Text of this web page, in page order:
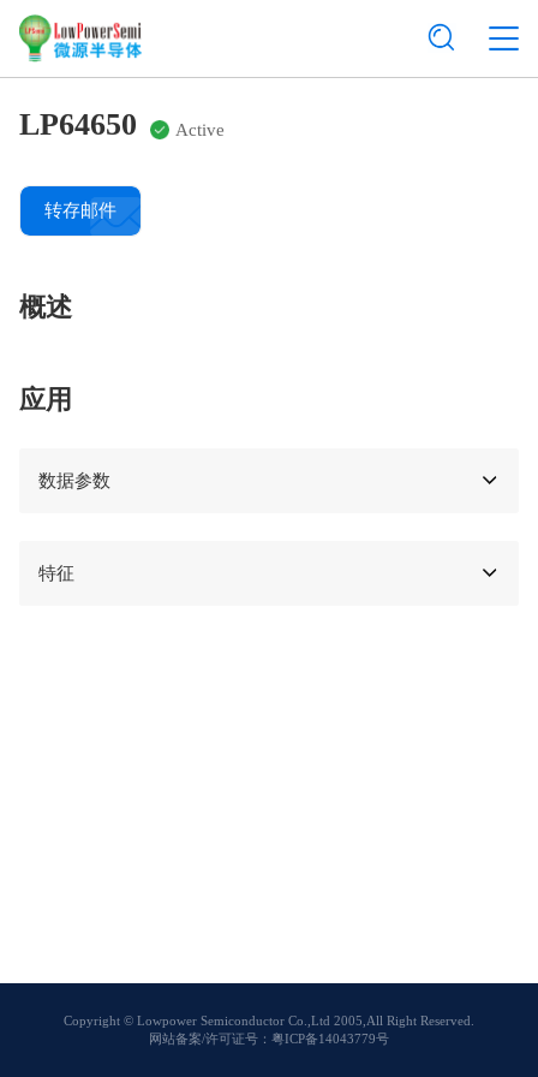
LP64650 Active
转存邮件
概述
应用
数据参数
特征
Copyright © Lowpower Semiconductor Co.,Ltd 2005,All Right Reserved.
网站备案/许可证号：粤ICP备14043779号